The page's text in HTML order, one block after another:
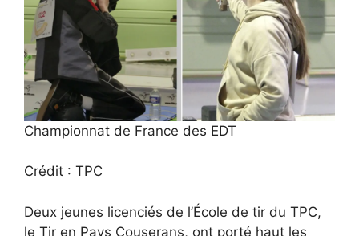
Championnat de France des EDT
Crédit : TPC
Deux jeunes licenciés de l’École de tir du TPC,
le Tir en Pays Couserans, ont porté haut les